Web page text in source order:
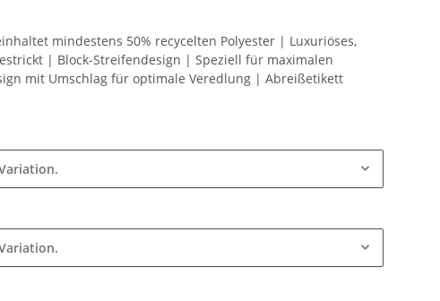
mindestens 50% recycelten Polyester | Luxuriöses,
| Block-Streifendesign | Speziell für maximalen
mit Umschlag für optimale Veredlung | Abreißetikett